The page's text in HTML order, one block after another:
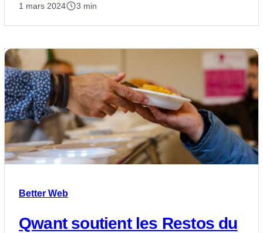
1 mars 2024 3 min
Better Web
Qwant soutient les Restos du